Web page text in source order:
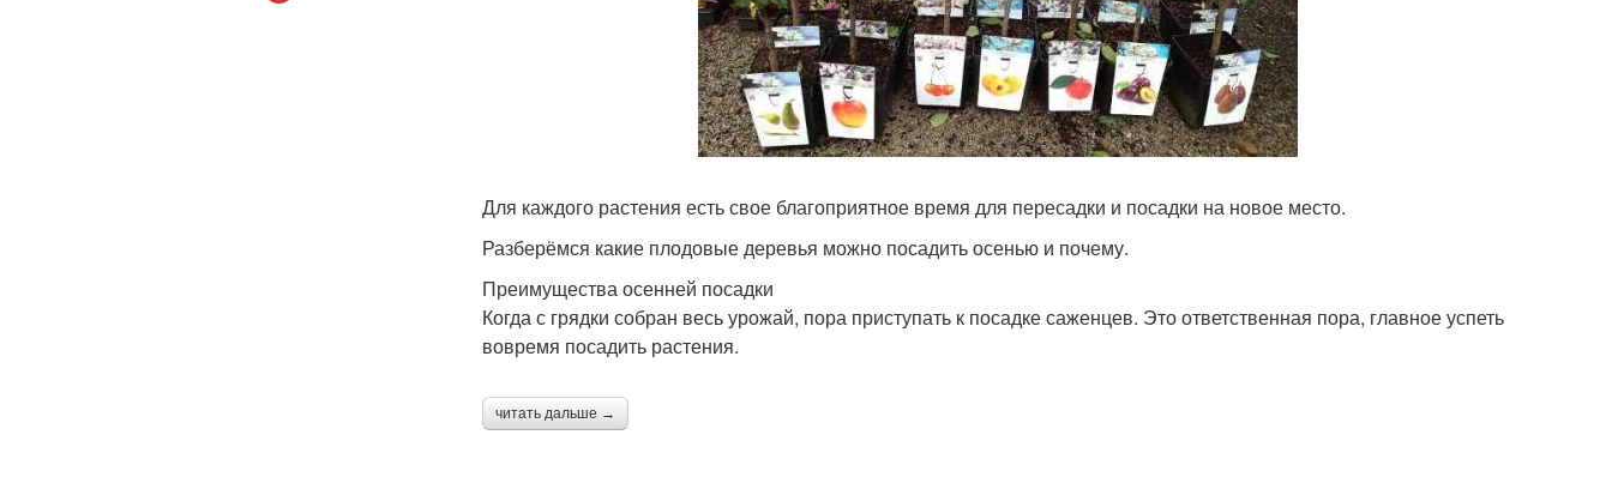
Для каждого растения есть свое благоприятное время для пересадки и посадки на новое место.
Разберёмся какие плодовые деревья можно посадить осенью и почему.
Преимущества осенней посадки
Когда с грядки собран весь урожай, пора приступать к посадке саженцев. Это ответственная пора, главное успеть
вовремя посадить растения.
читать дальше →